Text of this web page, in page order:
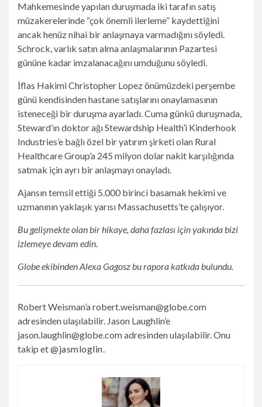
Mahkemesinde yapılan duruşmada iki tarafın satış
müzakerelerinde “çok önemli ilerleme” kaydettiğini
ancak henüz nihai bir anlaşmaya varmadığını söyledi.
Schrock, varlık satın alma anlaşmalarının Pazartesi
gününe kadar imzalanacağını umduğunu söyledi.
İflas Hakimi Christopher Lopez önümüzdeki perşembe
günü kendisinden hastane satışlarını onaylamasının
isteneceği bir duruşma ayarladı. Cuma günkü duruşmada,
Steward’ın doktor ağı Stewardship Health’i Kinderhook
Industries’e bağlı özel bir yatırım şirketi olan Rural
Healthcare Group’a 245 milyon dolar nakit karşılığında
satmak için ayrı bir anlaşmayı onayladı.
Ajansın temsil ettiği 5.000 birinci basamak hekimi ve
uzmanının yaklaşık yarısı Massachusetts’te çalışıyor.
Bu gelişmekte olan bir hikaye, daha fazlası için yakında bizi
izlemeye devam edin.
Globe ekibinden Alexa Gagosz bu rapora katkıda bulundu.
Robert Weisman’arobert.weisman@globe.com
adresinden ulaşılabilir. Jason Laughlin’e
jason.laughlin@globe.comadresinden ulaşılabilir. Onu
takip et@jasmloglin.